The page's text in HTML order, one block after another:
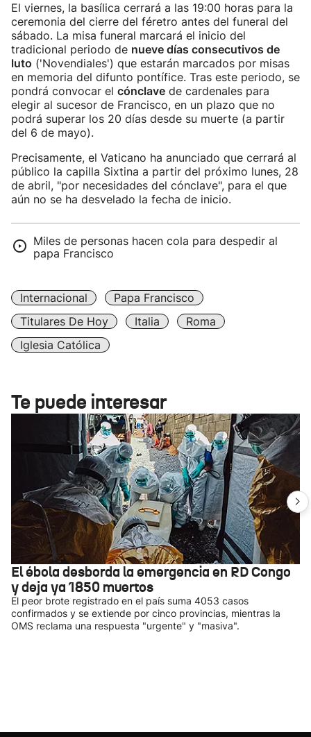
El viernes, la basílica cerrará a las 19:00 horas para la
ceremonia del cierre del féretro antes del funeral del
sábado. La misa funeral marcará el inicio del
tradicional periodo de nueve días consecutivos de
luto ('Novendiales') que estarán marcados por misas
en memoria del difunto pontífice. Tras este periodo, se
pondrá convocar el cónclave de cardenales para
elegir al sucesor de Francisco, en un plazo que no
podrá superar los 20 días desde su muerte (a partir
del 6 de mayo).
Precisamente, el Vaticano ha anunciado que cerrará al
público la capilla Sixtina a partir del próximo lunes, 28
de abril, "por necesidades del cónclave", para el que
aún no se ha desvelado la fecha de inicio.
Miles de personas hacen cola para despedir al
papa Francisco
Internacional
Papa Francisco
Titulares De Hoy
Italia
Roma
Iglesia Católica
Te puede interesar
El ébola desborda la emergencia en RD Congo
y deja ya 1850 muertos
El peor brote registrado en el país suma 4053 casos
confirmados y se extiende por cinco provincias, mientras la
OMS reclama una respuesta "urgente" y "masiva".